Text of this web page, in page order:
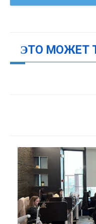
ЭТО МОЖЕТ